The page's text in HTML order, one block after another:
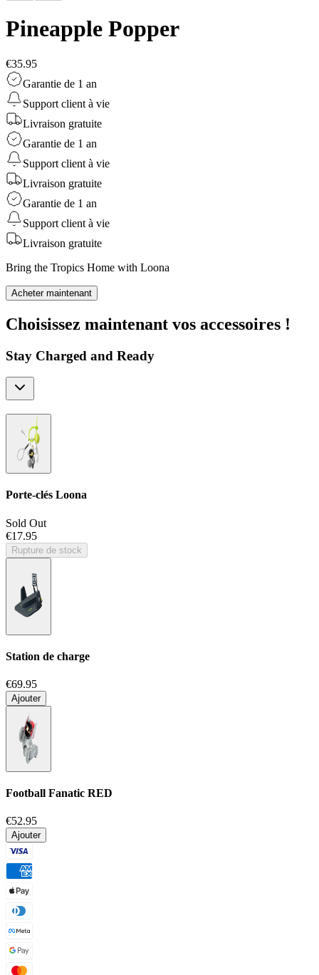
Pineapple Popper
€35.95
Garantie de 1 an
Support client à vie
Livraison gratuite
Garantie de 1 an
Support client à vie
Livraison gratuite
Garantie de 1 an
Support client à vie
Livraison gratuite
Bring the Tropics Home with Loona
Acheter maintenant
Choisissez maintenant vos accessoires !
Stay Charged and Ready
Porte-clés Loona
Sold Out
€17.95
Rupture de stock
Station de charge
€69.95
Ajouter
Football Fanatic RED
€52.95
Ajouter